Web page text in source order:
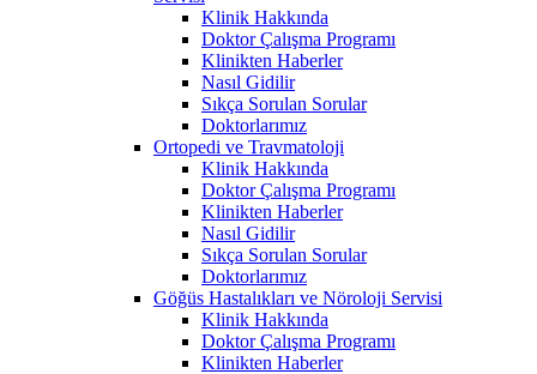
Klinik Hakkında
Doktor Çalışma Programı
Klinikten Haberler
Nasıl Gidilir
Sıkça Sorulan Sorular
Doktorlarımız
Ortopedi ve Travmatoloji
Klinik Hakkında
Doktor Çalışma Programı
Klinikten Haberler
Nasıl Gidilir
Sıkça Sorulan Sorular
Doktorlarımız
Göğüs Hastalıkları ve Nöroloji Servisi
Klinik Hakkında
Doktor Çalışma Programı
Klinikten Haberler